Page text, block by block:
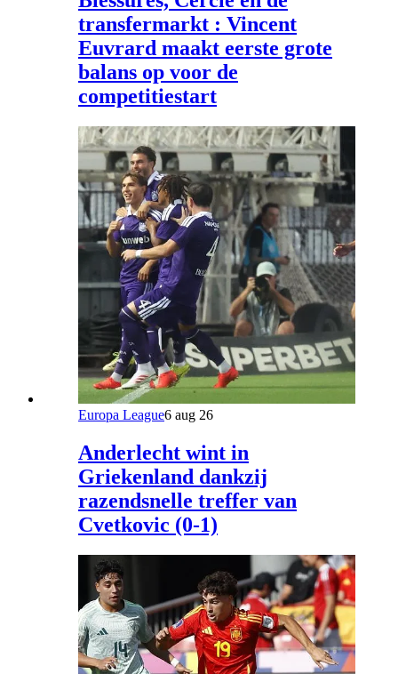
transfermarkt : Vincent
Euvrard maakt eerste grote
balans op voor de
competitiestart
Europa League6 aug 26
Anderlecht wint in
Griekenland dankzij
razendsnelle treffer van
Cvetkovic (0-1)